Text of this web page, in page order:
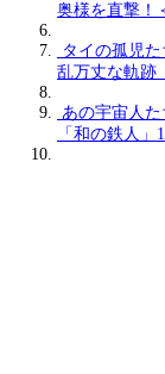
奥様を直撃！
タイの孤児
乱万丈な軌跡
あの宇宙人
「和の鉄人」